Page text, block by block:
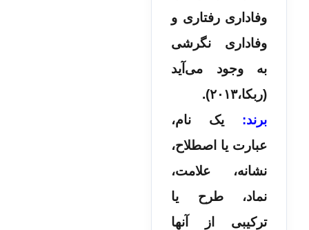
وفاداری رفتاری و
وفاداری نگرشی
به وجود می‌آید
(ربکا،۲۰۱۳).
برند: یک نام،
عبارت یا اصطلاح،
نشانه، علامت،
نماد، طرح یا
ترکیبی از آنها